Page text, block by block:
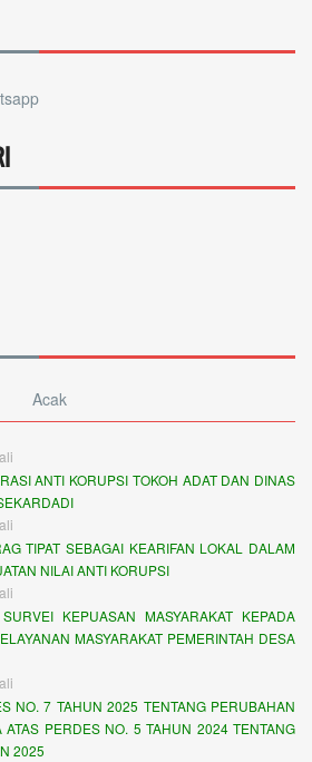
Acak
ANTI KORUPSI TOKOH ADAT DAN DINAS
TIPAT SEBAGAI KEARIFAN LOKAL DALAM
NILAI ANTI KORUPSI
KEPUASAN MASYARAKAT KEPADA
MASYARAKAT PEMERINTAH DESA
NO. 7 TAHUN 2025 TENTANG PERUBAHAN
ATAS PERDES NO. 5 TAHUN 2024 TENTANG
2025